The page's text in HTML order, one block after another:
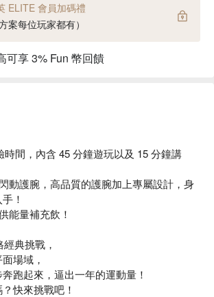
ELITE 會員加碼禮
案每位玩家都有）
可享 3% Fun 幣回饋
時間，內含 45 分鐘遊玩以及 15 分鐘講
動護腕，高品質的護腕加上專屬設計，身
！
能量補充飲！
典挑戰，
場域，
跑起來，逼出一年的運動量！
快來挑戰吧！